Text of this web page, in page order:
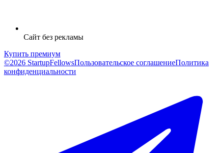
Сайт без рекламы
Купить премиум
©2026 StartupFellowsПользовательское соглашениеПолитика
конфиденциальности